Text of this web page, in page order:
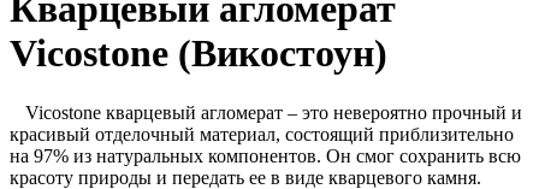
Кварцевый агломерат
Vicostone (Викостоун)
Vicostone кварцевый агломерат – это невероятно прочный и
красивый отделочный материал, состоящий приблизительно
на 97% из натуральных компонентов. Он смог сохранить всю
красоту природы и передать ее в виде кварцевого камня.